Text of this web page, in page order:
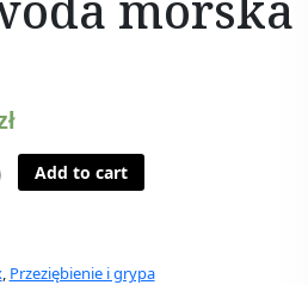
Add to cart
, Przeziębienie i grypa